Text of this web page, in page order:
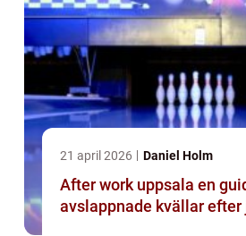
21 april 2026 Daniel Holm
After work uppsala en guide till
avslappnade kvällar efter